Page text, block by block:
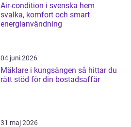
Air-condition i svenska hem
svalka, komfort och smart
energianvändning
04 juni 2026
Mäklare i kungsängen så hittar du
rätt stöd för din bostadsaffär
31 maj 2026